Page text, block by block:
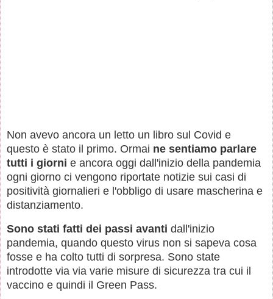
Non avevo ancora un letto un libro sul Covid e
questo è stato il primo. Ormai ne sentiamo parlare
tutti i giorni e ancora oggi dall'inizio della pandemia
ogni giorno ci vengono riportate notizie sui casi di
positività giornalieri e l'obbligo di usare mascherina e
distanziamento.
Sono stati fatti dei passi avanti dall'inizio
pandemia, quando questo virus non si sapeva cosa
fosse e ha colto tutti di sorpresa. Sono state
introdotte via via varie misure di sicurezza tra cui il
vaccino e quindi il Green Pass.